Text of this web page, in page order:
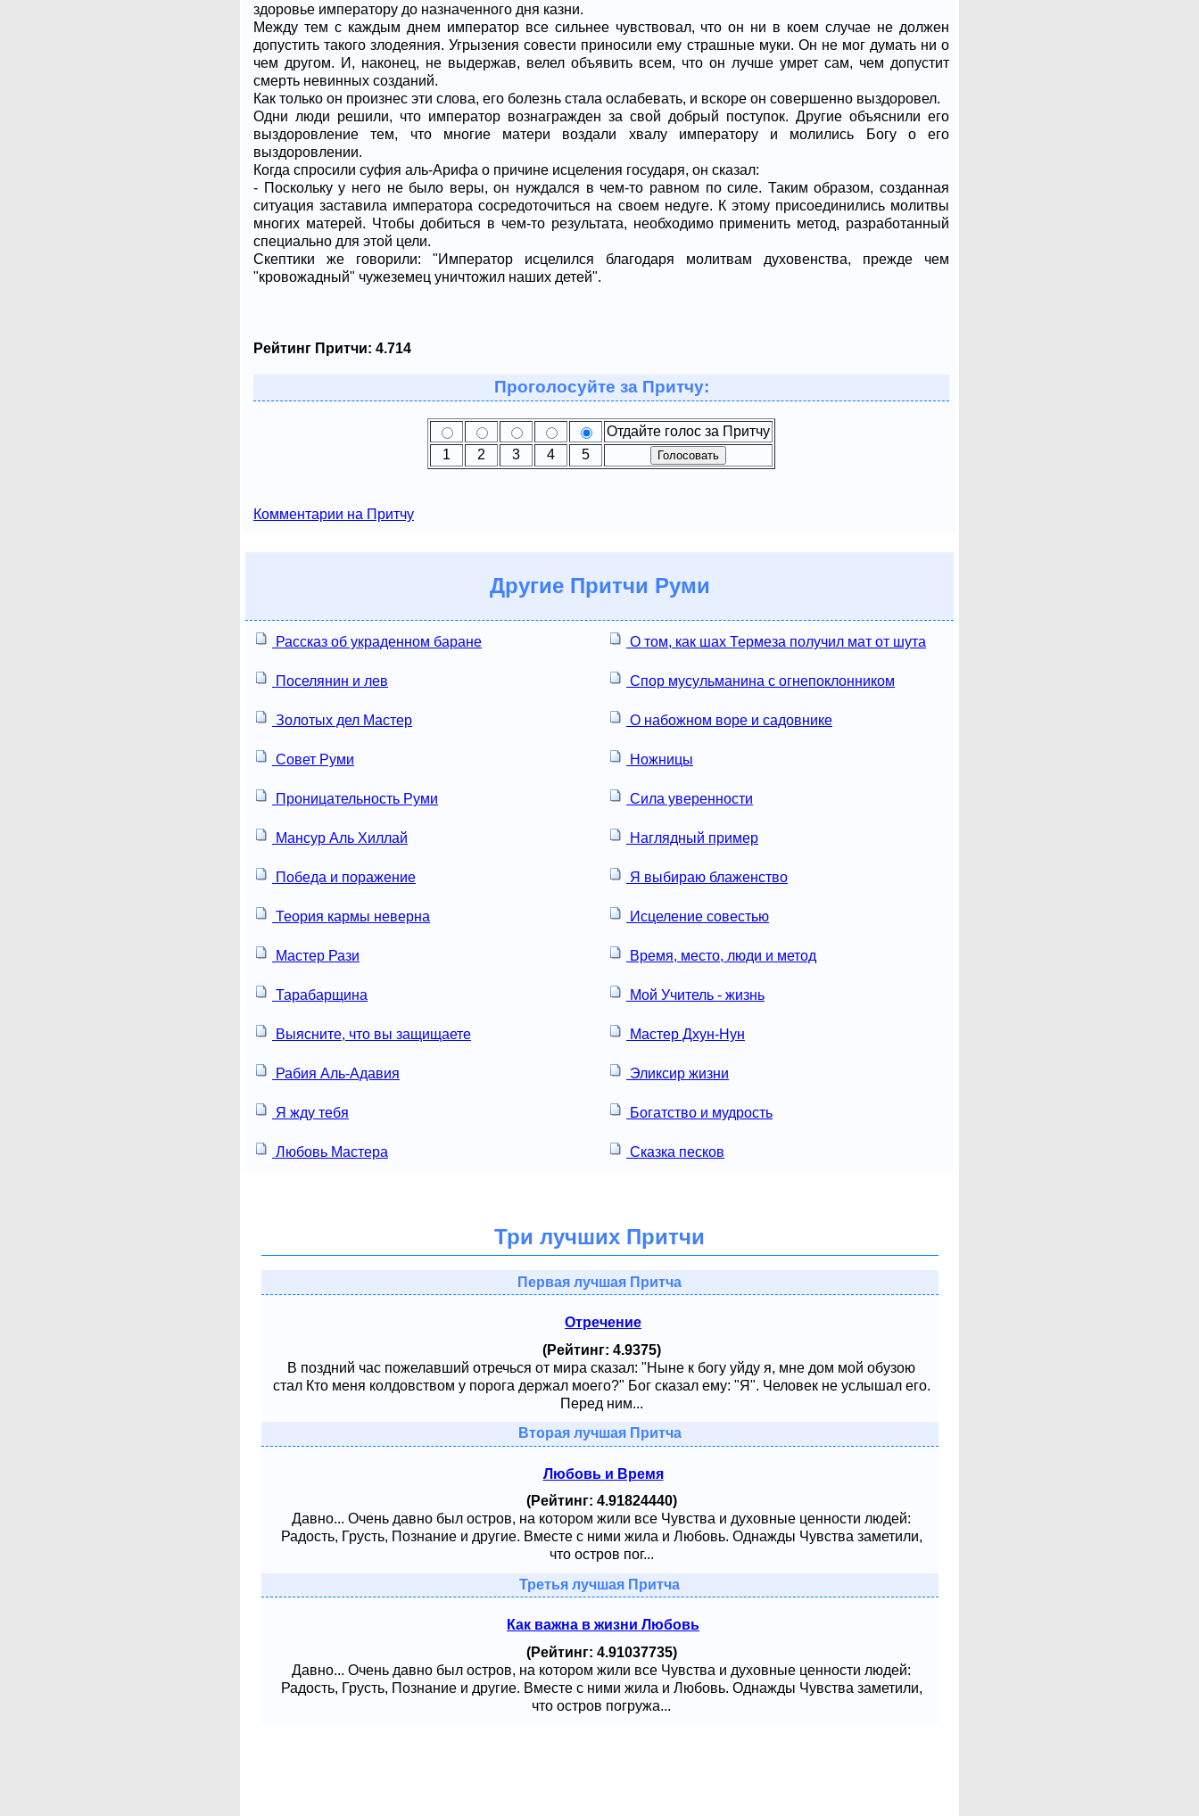
здоровье императору до назначенного дня казни.
Между тем с каждым днем император все сильнее чувствовал, что он ни в коем случае не должен
допустить такого злодеяния. Угрызения совести приносили ему страшные муки. Он не мог думать ни о
чем другом. И, наконец, не выдержав, велел объявить всем, что он лучше умрет сам, чем допустит
смерть невинных созданий.
Как только он произнес эти слова, его болезнь стала ослабевать, и вскоре он совершенно выздоровел.
Одни люди решили, что император вознагражден за свой добрый поступок. Другие объяснили его
выздоровление тем, что многие матери воздали хвалу императору и молились Богу о его
выздоровлении.
Когда спросили суфия аль-Арифа о причине исцеления государя, он сказал:
- Поскольку у него не было веры, он нуждался в чем-то равном по силе. Таким образом, созданная
ситуация заставила императора сосредоточиться на своем недуге. К этому присоединились молитвы
многих матерей. Чтобы добиться в чем-то результата, необходимо применить метод, разработанный
специально для этой цели.
Скептики же говорили: "Император исцелился благодаря молитвам духовенства, прежде чем
"кровожадный" чужеземец уничтожил наших детей".
Рейтинг Притчи: 4.714
Проголосуйте за Притчу:
Отдайте голос за Притчу
1
2 3 4 5
Комментарии на Притчу
ДругиеПритчи Руми
Рассказ об украденном баране О том, как шах Термеза получил мат от шута
Поселянин и лев Спор мусульманина с огнепоклонником
Золотых дел Мастер О набожном воре и садовнике
Совет Руми Ножницы
Проницательность Руми Сила уверенности
Мансур Аль Хиллай Наглядный пример
Победа и поражение Я выбираю блаженство
Теория кармы неверна Исцеление совестью
Мастер Рази Время, место, люди и метод
Тарабарщина Мой Учитель - жизнь
Выясните, что вы защищаете Мастер Дхун-Нун
Рабия Аль-Адавия Эликсир жизни
Я жду тебя Богатство и мудрость
Любовь Мастера Сказка песков
Три лучших Притчи
Первая лучшая Притча
Отречение
(Рейтинг: 4.9375)
В поздний час пожелавший отречься от мира сказал: "Ныне к богу уйду я, мне дом мой обузою
стал Кто меня колдовством у порога держал моего?" Бог сказал ему: "Я". Человек не услышал его.
Перед ним...
Вторая лучшая Притча
Любовь и Время
(Рейтинг: 4.91824440)
Давно... Очень давно был остров, на котором жили все Чувства и духовные ценности людей:
Радость, Грусть, Познание и другие. Вместе с ними жила и Любовь. Однажды Чувства заметили,
что остров пог...
Третья лучшая Притча
Как важна в жизни Любовь
(Рейтинг: 4.91037735)
Давно... Очень давно был остров, на котором жили все Чувства и духовные ценности людей:
Радость, Грусть, Познание и другие. Вместе с ними жила и Любовь. Однажды Чувства заметили,
что остров погружа...